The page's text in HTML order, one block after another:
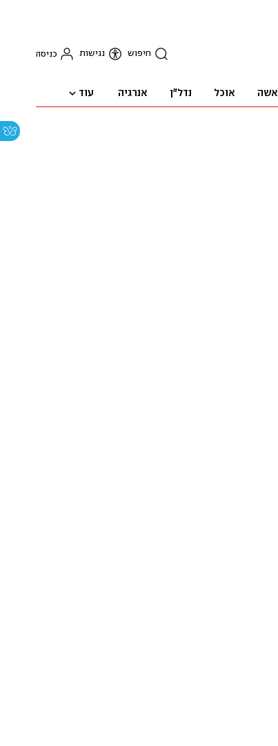
חיפוש נגישות כניסה
אוכל נדל"ן אנרגיה עוד